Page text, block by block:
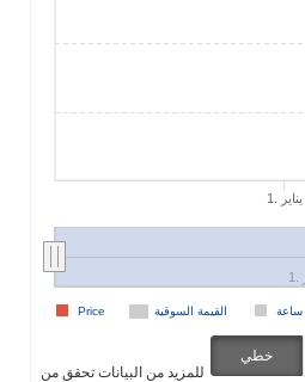
1. يناير
القيمة السوقية Price
للمزيد من البيانات تحقق من
خطي